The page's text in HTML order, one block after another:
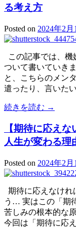
る考え方
Posted on 2024年2月
この記事では、機
ついて書いていき
と、こちらのメン
遣ったり、言いた
続きを読む →
【期待に応え
人生が変わる理
Posted on 2024年2月
期待に応えなけ
う… 実はこの「期
苦しみの根本的な
今回は「期待に応